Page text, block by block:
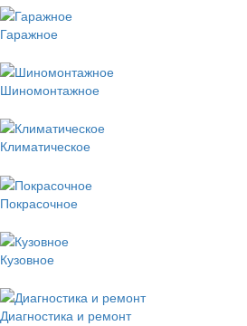
Гаражное
Шиномонтажное
Климатическое
Покрасочное
Кузовное
Диагностика и ремонт